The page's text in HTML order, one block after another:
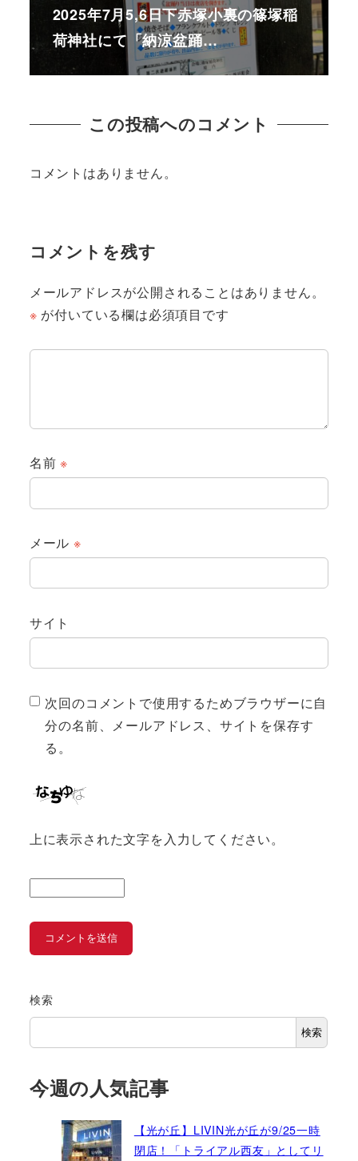
2025年7月5,6日下赤塚小裏の篠塚稲
荷神社にて「納涼盆踊…
この投稿へのコメント
コメントはありません。
コメントを残す
メールアドレスが公開されることはありません。
※ が付いている欄は必須項目です
名前※
メール ※
サイト
次回のコメントで使用するためブラウザーに自
分の名前、メールアドレス、サイトを保存す
る。
上に表示された文字を入力してください。
検索
検索
今週の人気記事
【光が丘】LIVIN光が丘が9/25一時
閉店！「トライアル西友」としてリ